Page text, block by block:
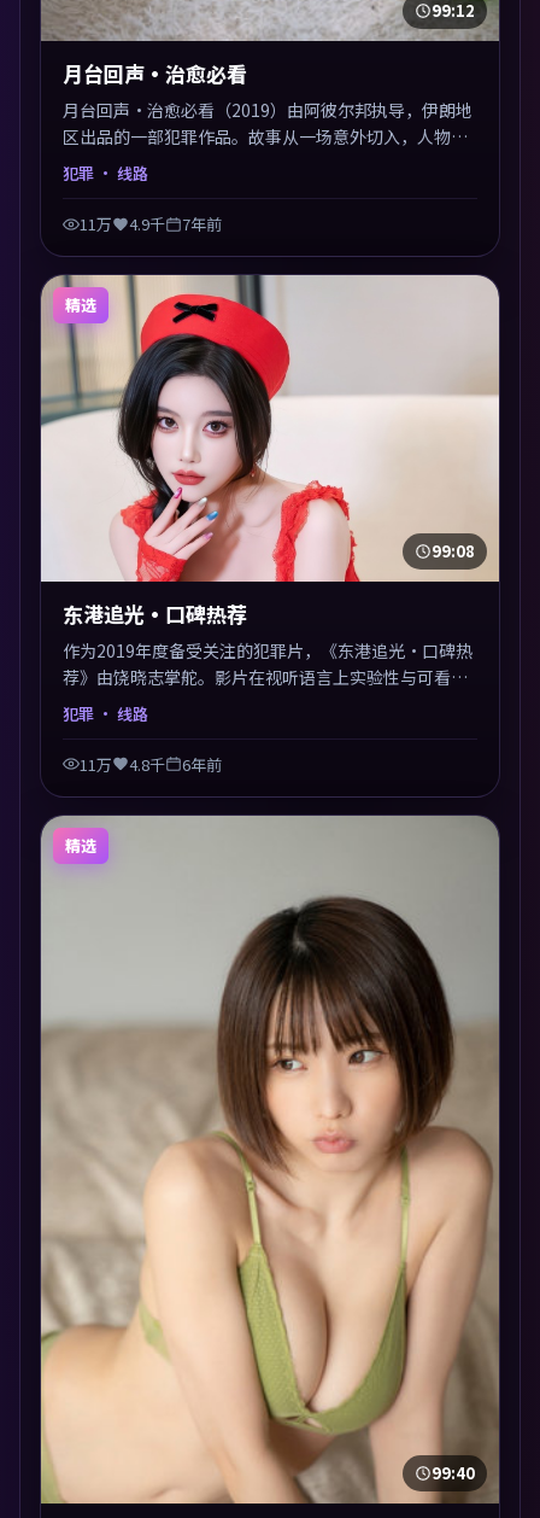
99:12
月台回声·治愈必看
月台回声·治愈必看（2019）由阿彼尔邦执导，伊朗地
区出品的一部犯罪作品。故事从一场意外切入，人物在
道德与生存之间反复摇摆，叙事层层推进，情绪克制而
犯罪 · 线路
11万 4.9千 7年前
精选
99:08
东港追光·口碑热荐
作为2019年度备受关注的犯罪片，《东港追光·口碑热
荐》由饶晓志掌舵。影片在视听语言上实验性与可看性
兼顾，人物关系错综复杂，后劲十足。美术与服化还原
年代质感，细节经得起暂停回看。
犯罪 · 线路
11万 4.8千 6年前
精选
99:40